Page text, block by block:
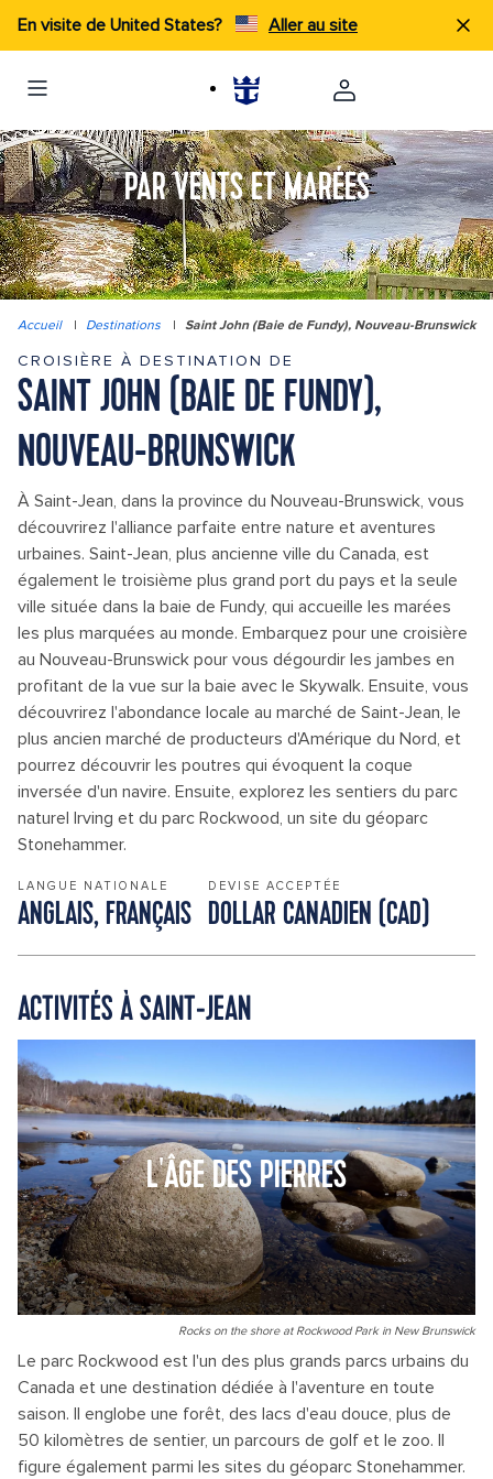
En visite de United States? Aller au site
PAR VENTS ET MARÉES
Accueil | Destinations | Saint John (Baie de Fundy), Nouveau-Brunswick
CROISIÈRE À DESTINATION DE
SAINT JOHN (BAIE DE FUNDY),
NOUVEAU-BRUNSWICK
À Saint-Jean, dans la province du Nouveau-Brunswick, vous
découvrirez l'alliance parfaite entre nature et aventures
urbaines. Saint-Jean, plus ancienne ville du Canada, est
également le troisième plus grand port du pays et la seule
ville située dans la baie de Fundy, qui accueille les marées
les plus marquées au monde. Embarquez pour une croisière
au Nouveau-Brunswick pour vous dégourdir les jambes en
profitant de la vue sur la baie avec le Skywalk. Ensuite, vous
découvrirez l'abondance locale au marché de Saint-Jean, le
plus ancien marché de producteurs d'Amérique du Nord, et
pourrez découvrir les poutres qui évoquent la coque
inversée d'un navire. Ensuite, explorez les sentiers du parc
naturel Irving et du parc Rockwood, un site du géoparc
Stonehammer.
LANGUE NATIONALE
ANGLAIS, FRANÇAIS
DEVISE ACCEPTÉE
DOLLAR CANADIEN (CAD)
ACTIVITÉS À SAINT-JEAN
L'ÂGE DES PIERRES
Rocks on the shore at Rockwood Park in New Brunswick
Le parc Rockwood est l'un des plus grands parcs urbains du
Canada et une destination dédiée à l'aventure en toute
saison. Il englobe une forêt, des lacs d'eau douce, plus de
50 kilomètres de sentier, un parcours de golf et le zoo. Il
figure également parmi les sites du géoparc Stonehammer.